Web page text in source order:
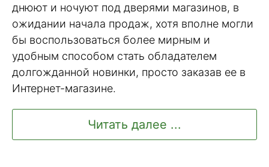
днюют и ночуют под дверями магазинов, в
ожидании начала продаж, хотя вполне могли
бы воспользоваться более мирным и
удобным способом стать обладателем
долгожданной новинки, просто заказав ее в
Интернет-магазине.
Читать далее ...